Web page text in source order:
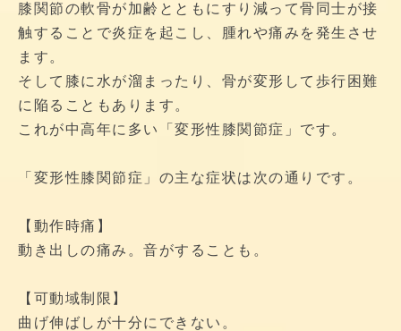
膝関節の軟骨が加齢とともにすり減って骨同士が接
触することで炎症を起こし、腫れや痛みを発生させ
ます。
そして膝に水が溜まったり、骨が変形して歩行困難
に陥ることもあります。
これが中高年に多い「変形性膝関節症」です。
「変形性膝関節症」の主な症状は次の通りです。
【動作時痛】
動き出しの痛み。音がすることも。
【可動域制限】
曲げ伸ばしが十分にできない。